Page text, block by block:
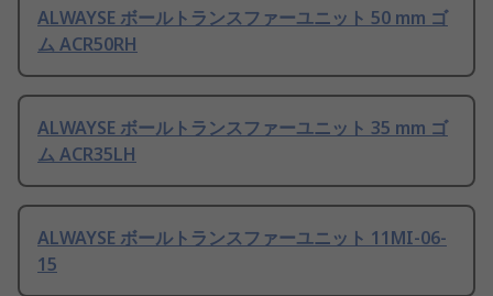
ALWAYSE ボールトランスファーユニット 50 mm ゴ
ム ACR50RH
ALWAYSE ボールトランスファーユニット 35 mm ゴ
ム ACR35LH
ALWAYSE ボールトランスファーユニット 11MI-06-
15